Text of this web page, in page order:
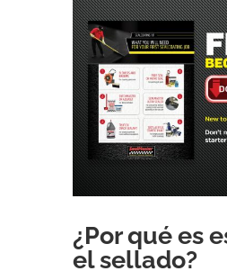
¿Por qué es
el sellado?